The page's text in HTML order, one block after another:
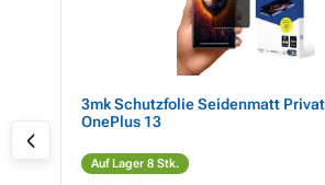
4G
3mk Schutzfolie Seidenmatt
OnePlus 13
Auf Lager 8 Stk.